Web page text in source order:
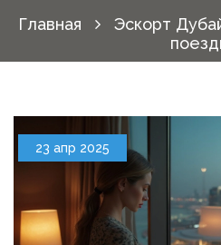
Главная
Эскорт
23 апр 2025